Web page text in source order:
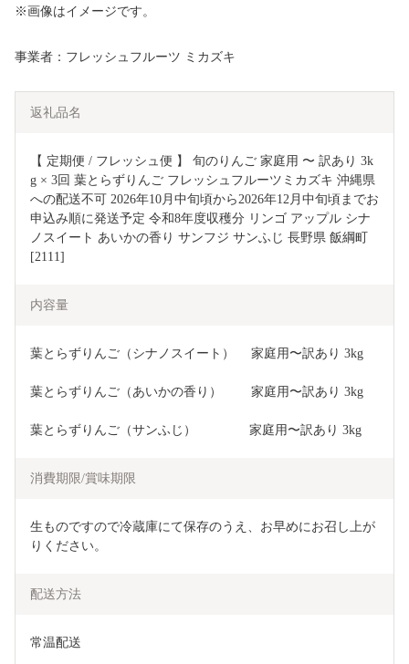
※画像はイメージです。
事業者：フレッシュフルーツ ミカズキ
返礼品名
【 定期便 / フレッシュ便 】 旬のりんご 家庭用 〜 訳あり 3k
g × 3回 葉とらずりんご フレッシュフルーツミカズキ 沖縄県
への配送不可 2026年10月中旬頃から2026年12月中旬頃までお
申込み順に発送予定 令和8年度収穫分 リンゴ アップル シナ
ノスイート あいかの香り サンフジ サンふじ 長野県 飯綱町
[2111]
内容量
葉とらずりんご（シナノスイート）　 家庭用〜訳あり 3kg
葉とらずりんご（あいかの香り）　　 家庭用〜訳あり 3kg
葉とらずりんご（サンふじ）　　　    家庭用〜訳あり 3kg
消費期限/賞味期限
生ものですので冷蔵庫にて保存のうえ、お早めにお召し上が
りください。
配送方法
常温配送